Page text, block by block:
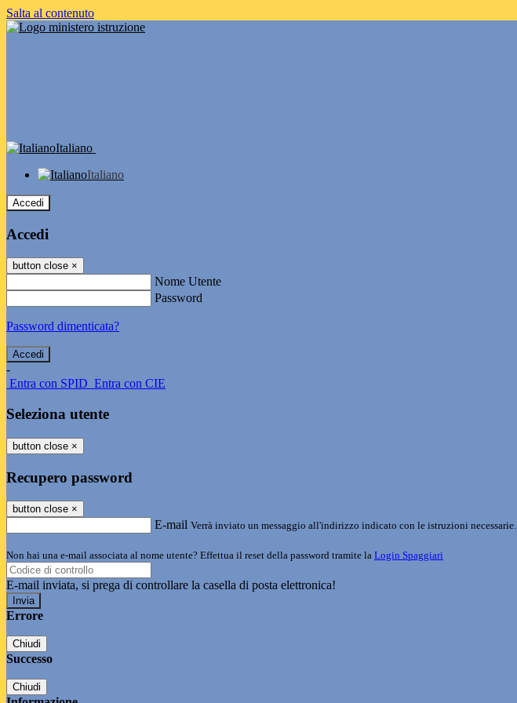
Salta al contenuto
Italiano
Italiano
Accedi
Accedi
button close ×
Nome Utente
Password
Password dimenticata?
-
Entra con SPID Entra con CIE
Seleziona utente
button close ×
Recupero password
button close ×
E-mail Verrà inviato un messaggio all'indirizzo indicato con le istruzioni necessarie.
Non hai una e-mail associata al nome utente? Effettua il reset della password tramite la Login Spaggiari
E-mail inviata, si prega di controllare la casella di posta elettronica!
Errore
Chiudi
Successo
Chiudi